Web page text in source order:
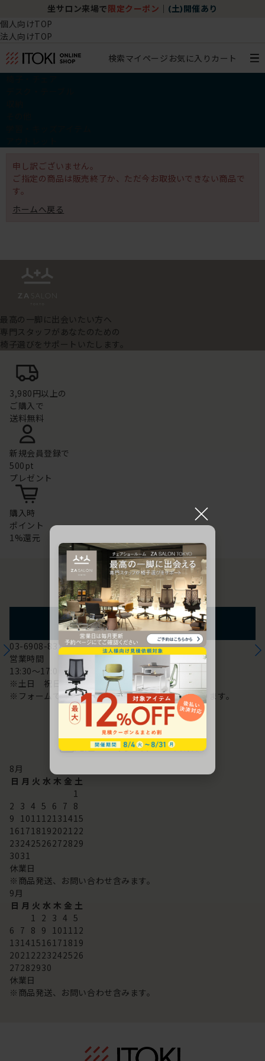
坐サロン来場で 限定クーポン (土)開催あり
個人向けTOP
法人向けTOP
検索マイページ お気に入り カート
申し訳ございません。
ご指定の商品は販売終了か、ただ今お取扱いできない商品で
す。
ホームへ戻る
最高の一脚に出会いたい方へ
専門スタッフがあなたのための
椅子選びをサポートいたします。
3,980円以上の
ご購入で
送料無料
新規会員登録で
500pt
プレゼント
購入時
ポイント
1%還元
お問い合わせ
フォームからのお問い合わせ
03-6908-8370
営業時間
13:30～17:00
※土日 祝日は休み
※フォームでのお問い合わせは24時間対応しております。
配送・お問い合わせ営業日
8月
日 月 火 水 木 金 土
1
2 3 4 5 6 7 8
9 101112131415
16171819202122
23242526272829
3031
休業日
※商品発送、お問い合わせ含みます。
9月
日 月 火 水 木 金 土
1 2 3 4 5
6 7 8 9 101112
13141516171819
20212223242526
27282930
休業日
※商品発送、お問い合わせ含みます。
×